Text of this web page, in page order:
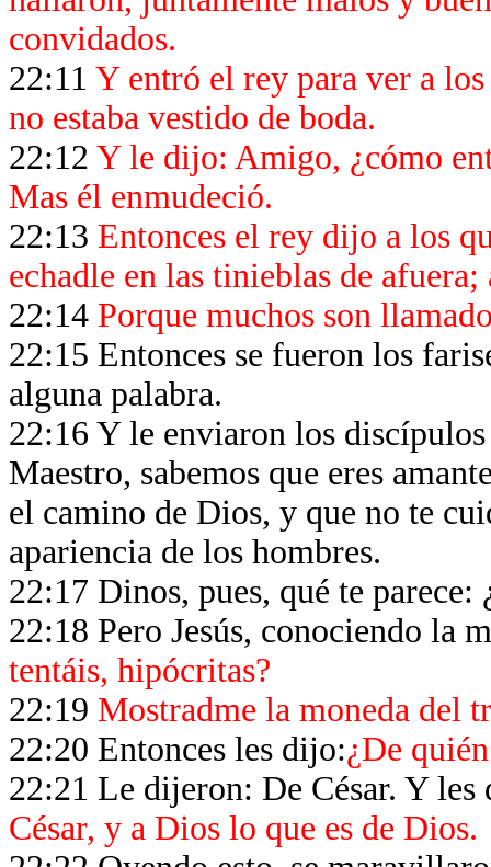
convidados.
22:11 Y entró el rey para ver a
no estaba vestido de boda.
22:12 Y le dijo: Amigo, ¿cómo
Mas él enmudeció.
22:13 Entonces el rey dijo a los
echadle en las tinieblas de
22:14 Porque muchos son
22:15 Entonces se fueron los
alguna palabra.
22:16 Y le enviaron los
Maestro, sabemos que eres
el camino de Dios, y que no te
apariencia de los hombres.
22:17 Dinos, pues, qué te
22:18 Pero Jesús, conociendo la
tentáis, hipócritas?
22:19 Mostradme la moneda del
22:20 Entonces les dijo:¿De
22:21 Le dijeron: De César. Y les
César, y a Dios lo que es de Dios.